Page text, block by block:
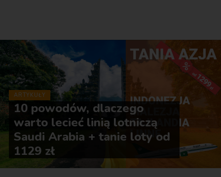
ARTYKUŁY
10 powodów, dlaczego
warto lecieć linią lotniczą
Saudi Arabia + tanie loty od
1129 zł